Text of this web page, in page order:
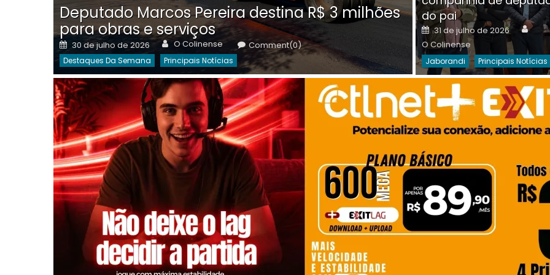
Deputado Marcos Pereira destina R$ 3 milhões
para obras e serviços
Posted
on
30 de julho de 2026 Author
O Colinense Comment(0)
Destaques Da Semana Principais Notícias
on
30 de julho de 2026 O
Destaques Da Semana
do pai
Posted
on
31 de julho de 2026
O Colinense
Jaborandi Principais Notícias